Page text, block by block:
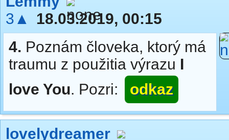
3▲
18.03.2019, 00:15
4. Poznám človeka, ktorý má
traumu z použitia výrazu I
love You. Pozri: odkaz
lovelydreamer